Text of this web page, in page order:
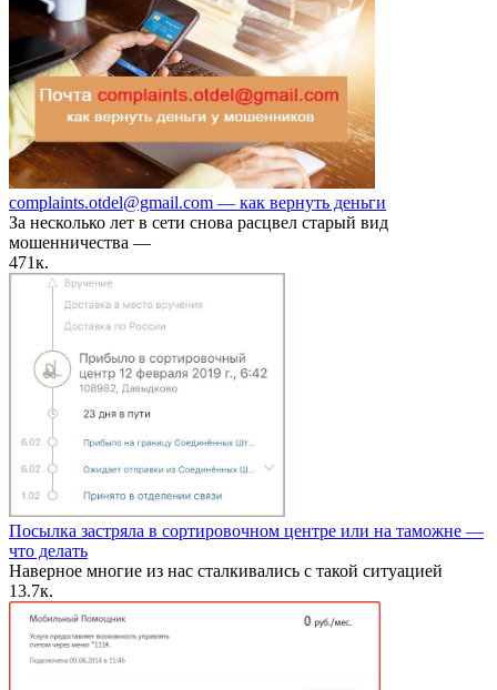
complaints.otdel@gmail.com — как вернуть деньги
За несколько лет в сети снова расцвел старый вид
мошенничества —
471к.
Посылка застряла в сортировочном центре или на таможне —
что делать
Наверное многие из нас сталкивались с такой ситуацией
13.7к.